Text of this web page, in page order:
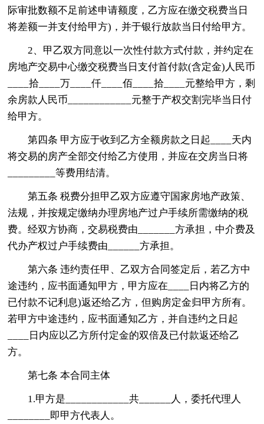
际审批数额不足前述申请额度，乙方应在缴交税费当日
将差额一并支付给甲方)，并于银行放款当日付给甲方。
2、甲乙双方同意以一次性付款方式付款，并约定在
房地产交易中心缴交税费当日支付首付款(含定金)人民币
____拾____万____仟____佰____拾____元整给甲方，剩
余房款人民币____________元整于产权交割完毕当日付
给甲方。
第四条 甲方应于收到乙方全额房款之日起____天内
将交易的房产全部交付给乙方使用，并应在交房当日将
_________等费用结清。
第五条 税费分担甲乙双方应遵守国家房地产政策、
法规，并按规定缴纳办理房地产过户手续所需缴纳的税
费。经双方协商，交易税费由_______方承担，中介费及
代办产权过户手续费由______方承担。
第六条 违约责任甲、乙双方合同签定后，若乙方中
途违约，应书面通知甲方，甲方应在____日内将乙方的
已付款不记利息)返还给乙方，但购房定金归甲方所有。
若甲方中途违约，应书面通知乙方，并自违约之日起
____日内应以乙方所付定金的双倍及已付款返还给乙
方。
第七条 本合同主体
1.甲方是____________共______人，委托代理人
________即甲方代表人。